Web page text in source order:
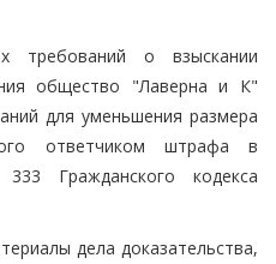
требований о взыскании
общество "Лаверна и К"
для уменьшения размера
ответчиком штрафа в
Гражданского кодекса
дела доказательства,